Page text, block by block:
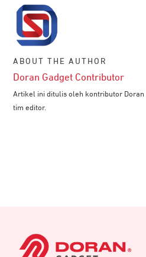
ABOUT THE AUTHOR
Doran Gadget Contributor
Artikel ini ditulis oleh kontributor Doran
tim editor.